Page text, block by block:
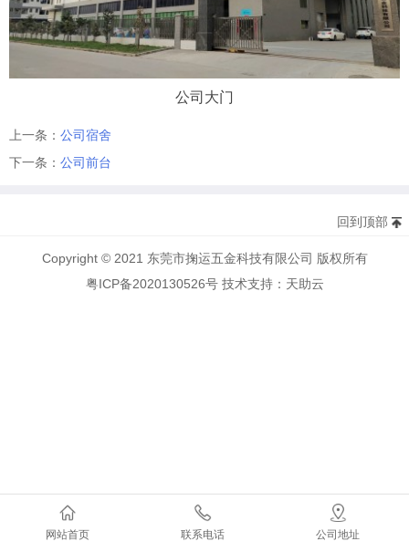
公司大门
上一条： 公司宿舍
下一条： 公司前台
网站首页 联系电话 公司地址
回到顶部
Copyright © 2021 东莞市掬运五金科技有限公司 版权所有
粤ICP备2020130526号技术支持： 天助云